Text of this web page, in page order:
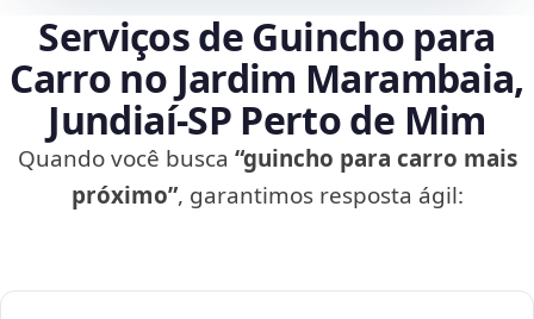
Serviços de Guincho para
Carro no Jardim Marambaia,
Jundiaí‑SP Perto de Mim
Quando você busca “guincho para carro mais
próximo”, garantimos resposta ágil: